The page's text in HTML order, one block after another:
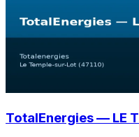
TotalEnergies — LE